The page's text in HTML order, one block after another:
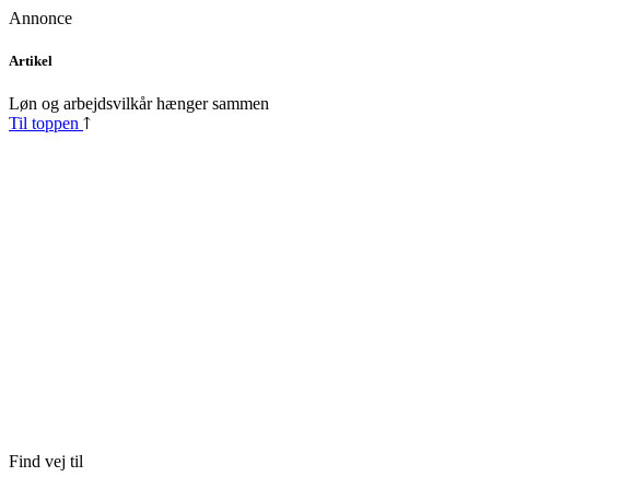
Annonce
Skip
content
Artikel
Løn og arbejdsvilkår hænger sammen
Til toppen
Find vej til